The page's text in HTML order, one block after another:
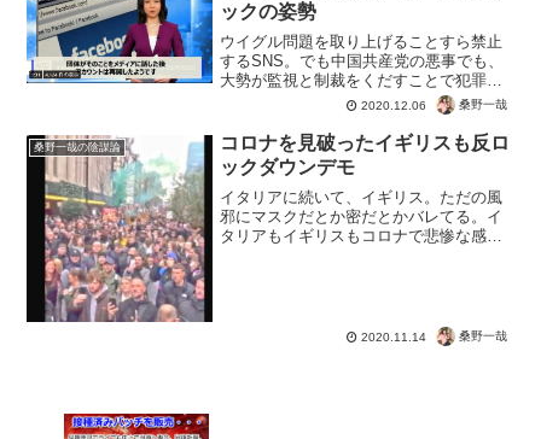
ックの姿勢
ウイグル問題を取り上げることすら禁止
するSNS。でも中国共産党の悪事でも、
大勢が監視と制裁をくだすことで犯罪行
為をやるざるをえない。無関心こそがも
っとも危険ですね。Facebookは新彊のウ
イグル人のために戦っている人権団体の
アカウントを理...
2020.12.06 桑野一哉
桑野一哉の陰謀論
コロナを見破ったイギリスも反ロ
ックダウンデモ
イタリアに続いて、イギリス。ただの風
邪にマスクだとか密だとかバレてる。イ
タリアもイギリスもコロナで悲惨な感染
2020.11.14 桑野一哉